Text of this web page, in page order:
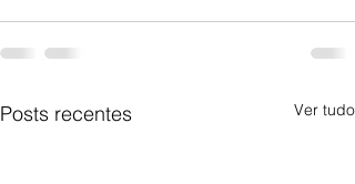
Posts recentes Ver tudo